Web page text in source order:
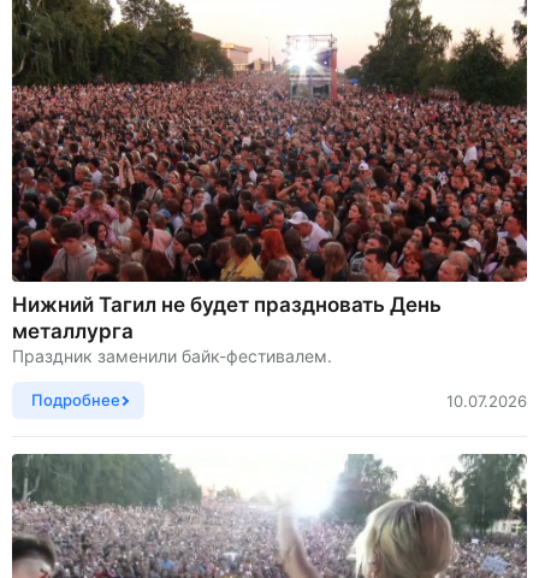
Нижний Тагил не будет праздновать День
металлурга
Праздник заменили байк-фестивалем.
Подробнее 10.07.2026